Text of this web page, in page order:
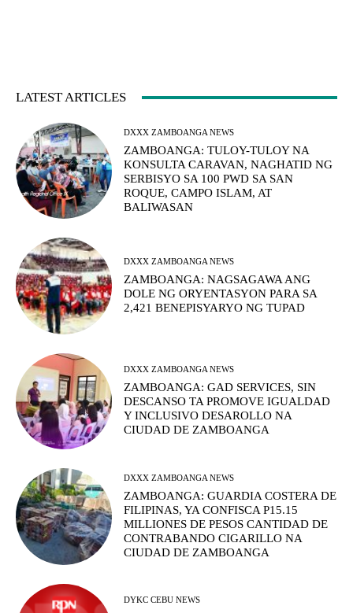
LATEST ARTICLES
DXXX ZAMBOANGA NEWS
ZAMBOANGA: TULOY-TULOY NA
KONSULTA CARAVAN, NAGHATID NG
SERBISYO SA 100 PWD SA SAN
ROQUE, CAMPO ISLAM, AT
BALIWASAN
DXXX ZAMBOANGA NEWS
ZAMBOANGA: NAGSAGAWA ANG
DOLE NG ORYENTASYON PARA SA
2,421 BENEPISYARYO NG TUPAD
DXXX ZAMBOANGA NEWS
ZAMBOANGA: GAD SERVICES, SIN
DESCANSO TA PROMOVE IGUALDAD
Y INCLUSIVO DESAROLLO NA
CIUDAD DE ZAMBOANGA
DXXX ZAMBOANGA NEWS
ZAMBOANGA: GUARDIA COSTERA DE
FILIPINAS, YA CONFISCA P15.15
MILLIONES DE PESOS CANTIDAD DE
CONTRABANDO CIGARILLO NA
CIUDAD DE ZAMBOANGA
DYKC CEBU NEWS